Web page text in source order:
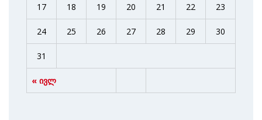
« ივლ
17 18 19 20 21 22 23
24 25 26 27 28 29 30
31